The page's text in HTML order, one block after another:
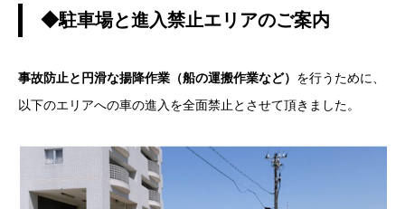
◆駐車場と進入禁止エリアのご案内
事故防止と円滑な揚降作業（船の運搬作業など） を行うために、
以下のエリアへの車の進入を全面禁止とさせて頂きました。